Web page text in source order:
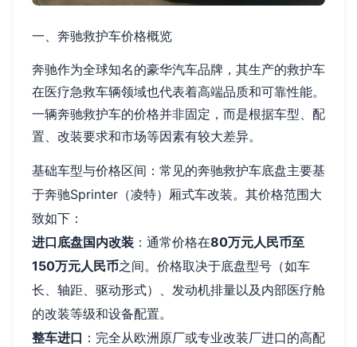
一、奔驰救护车价格概览
奔驰作为全球知名的豪华汽车品牌，其生产的救护车
在医疗急救车辆领域也代表着高端品质和可靠性能。
一辆奔驰救护车的价格并非固定，而是根据车型、配
置、改装要求和市场等因素有较大差异。
基础车型与价格区间：常见的奔驰救护车底盘主要基
于奔驰Sprinter（凌特）厢式车改装。其价格范围大
致如下：
进口底盘国内改装 ：通常价格在80万元人民币至
150万元人民币之间。价格取决于底盘型号（如车
长、轴距、驱动形式）、发动机排量以及内部医疗舱
的改装等级和设备配置。
整车进口 ：完全从欧洲原厂或专业改装厂进口的高配